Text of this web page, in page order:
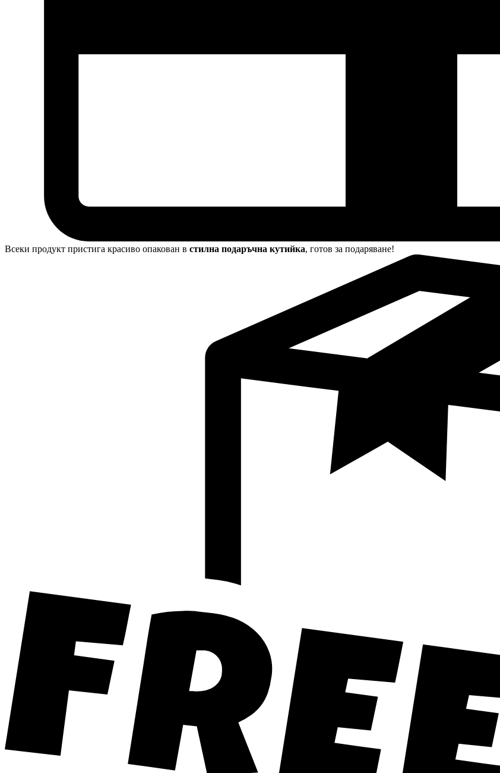
Всеки продукт пристига красиво опакован в стилна подаръчна кутийка, готов за подаряване!